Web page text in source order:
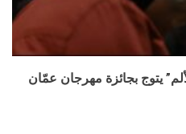
يتوج بجائزة مهرجان عمّان